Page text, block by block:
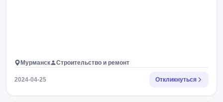
Мурманск Строительство и ремонт
2024-04-25 Откликнуться